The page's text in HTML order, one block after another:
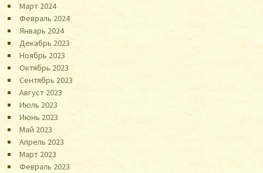
Март 2024
Февраль 2024
Январь 2024
Декабрь 2023
Ноябрь 2023
Октябрь 2023
Сентябрь 2023
Август 2023
Июль 2023
Июнь 2023
Май 2023
Апрель 2023
Март 2023
Февраль 2023